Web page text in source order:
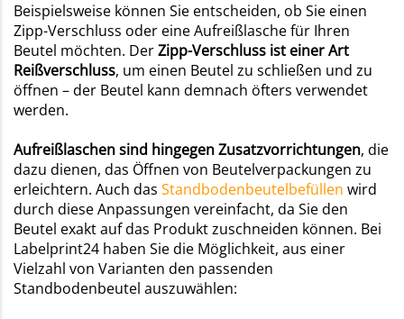
Beispielsweise können Sie entscheiden, ob Sie einen
Zipp-Verschluss oder eine Aufreißlasche für Ihren
Beutel möchten. DerZipp-Verschluss ist einer Art
Reißverschluss, um einen Beutel zu schließen und zu
öffnen – der Beutel kann demnach öfters verwendet
werden.
Aufreißlaschen sind hingegen Zusatzvorrichtungen, die
dazu dienen, das Öffnen von Beutelverpackungen zu
erleichtern. Auch das Standbodenbeutelbefüllen wird
durch diese Anpassungen vereinfacht, da Sie den
Beutel exakt auf das Produkt zuschneiden können. Bei
Labelprint24 haben Sie die Möglichkeit, aus einer
Vielzahl von Varianten den passenden
Standbodenbeutel auszuwählen: